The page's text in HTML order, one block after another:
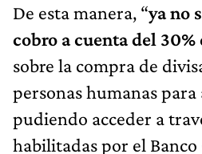
De esta manera, “ya no
cobro a cuenta del
sobre la compra de
personas humanas
pudiendo acceder a
habilitadas por el